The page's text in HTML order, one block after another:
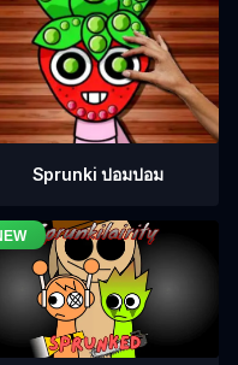
Sprunki ปอมปอม